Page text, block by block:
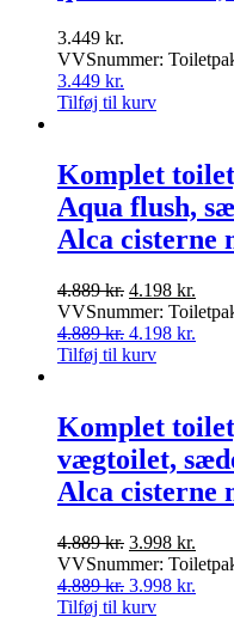
3.449 kr.
VVSnummer:
3.449 kr.
Tilføj til kurv
Komplet
Aqua flush,
Alca cisterne
4.889kr. Den
oprindelige
pris
var:
4.198 kr.
VVSnummer:
4.889kr. Den
oprindelige
4.889 kr..
4.198 kr.
Tilføj til kurv
Komplet
vægtoilet,
Alca cisterne
4.889kr. Den
oprindelige
pris
var:
3.998 kr.
VVSnummer:
4.889kr. Den
oprindelige
3.998 kr.
Tilføj til kurv